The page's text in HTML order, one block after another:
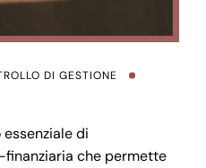
DI GESTIONE
di
che permette